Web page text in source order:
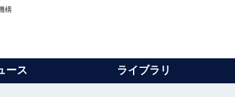
構
ース ライブラリ